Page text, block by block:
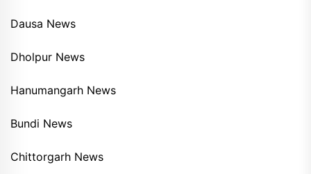
Dausa News
Dholpur News
Hanumangarh News
Bundi News
Chittorgarh News